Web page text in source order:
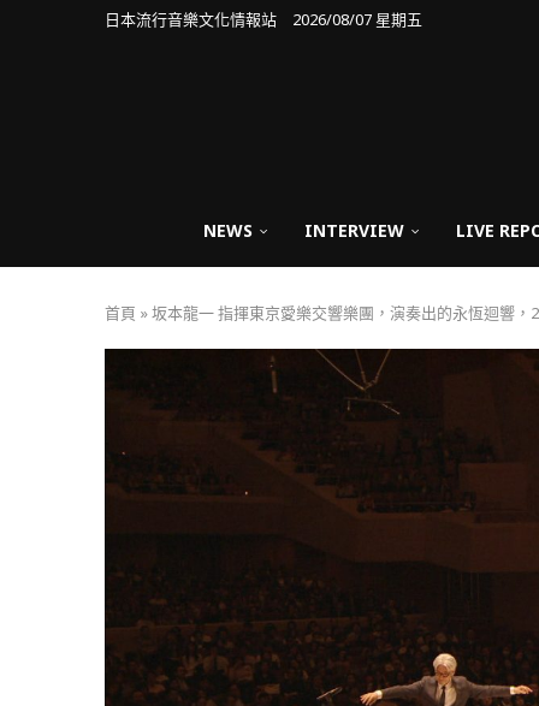
日本流行音樂文化情報站 2026/08/07 星期五
NEWS INTERVIEW LIVE
首頁 »坂本龍一 指揮東京愛樂交響樂團，演奏出的永恆迴響，